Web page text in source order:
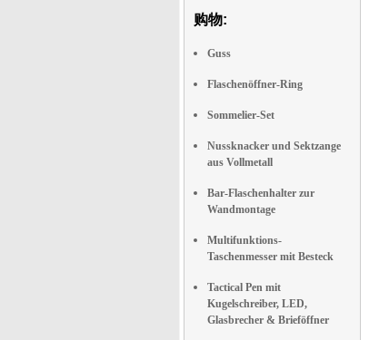
购物:
Guss
Flaschenöffner-Ring
Sommelier-Set
Nussknacker und Sektzange
aus Vollmetall
Bar-Flaschenhalter zur
Wandmontage
Multifunktions-
Taschenmesser mit Besteck
Tactical Pen mit
Kugelschreiber, LED,
Glasbrecher & Brieföffner